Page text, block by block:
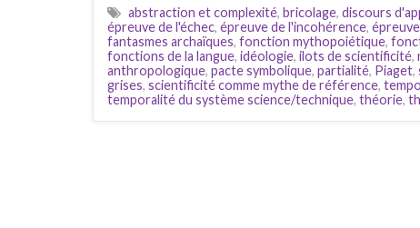
abstraction et complexité, bricolage, discours
épreuve de l'échec, épreuve de l'incohérence,
fantasmes archaïques, fonction mythopoiétique,
fonctions de la langue, idéologie, ilots de scientificité,
anthropologique, pacte symbolique, partialité, Piaget,
grises, scientificité comme mythe de référence,
temporalité du système science/technique, théorie,